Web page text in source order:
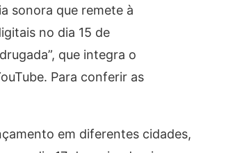
sonora que remete à
no dia 15 de
que integra o
Para conferir as
em diferentes cidades,